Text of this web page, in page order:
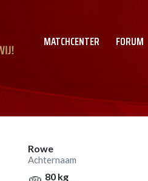
MATCHCENTER FORUM
Rowe
Achternaam
80 kg